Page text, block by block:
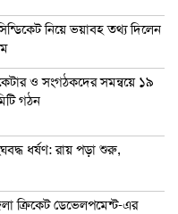
নিয়ে ভয়াবহ তথ্য দিলেন
ও সংগঠকদের সমন্বয়ে ১৯
গঠন
ধর্ষণ: রায় পড়া শুরু,
ক্রিকেট ডেভেলপমেন্ট-এর